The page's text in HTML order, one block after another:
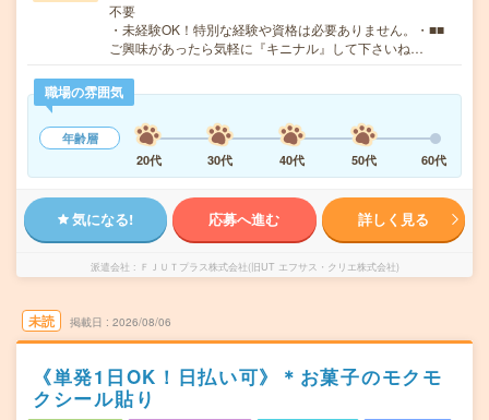
不要
・未経験OK！特別な経験や資格は必要ありません。・■■
ご興味があったら気軽に『キニナル』して下さいね…
職場の雰囲気
年齢層
20代
30代 40代 50代 60代
気になる! 応募へ進む 詳しく見る
派遣会社 ＦＪＵＴプラス株式会社(旧UT エフサス・クリエ株式会社)
未読 掲載日 2026/08/06
《単発1日OK！日払い可》＊お菓子のモクモ
クシール貼り